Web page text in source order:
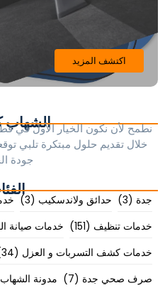
الشهاب
نطمح لأن نكون الخيار الأول في
خلال تقديم حلول مبتكرة تلبي
جودة
اكتشف المزيد
جدة (3) حدائق ولاندسكيب (3)
خدمات تنظيف (151) خدمات صيانة
خدمات كشف التسربات و العزل (34)
صرف صحي جدة (7) مدونة